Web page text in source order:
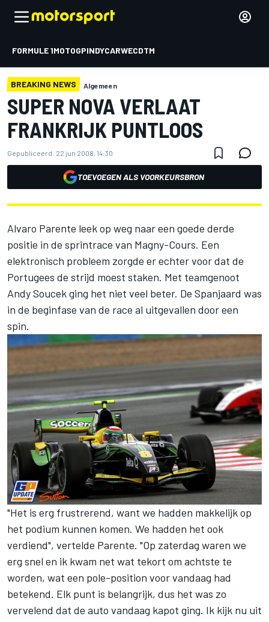
FORMULE 1MOTOGPINDYCARWECDTM
BREAKING NEWS Algemeen
SUPER NOVA VERLAAT
FRANKRIJK PUNTLOOS
Gepubliceerd: 22 jun 2008, 14:30
TOEVOEGEN ALS VOORKEURSBRON
Alvaro Parente leek op weg naar een goede derde
positie in de sprintrace van Magny-Cours. Een
elektronisch probleem zorgde er echter voor dat de
Portugees de strijd moest staken. Met teamgenoot
Andy Soucek ging het niet veel beter. De Spanjaard was
in de beginfase van de race al uitgevallen door een
spin.
"Het is erg frustrerend, want we hadden makkelijk op
het podium kunnen komen. We hadden het ook
verdiend", vertelde Parente. "Op zaterdag waren we
erg snel en ik kwam net wat tekort om achtste te
worden, wat een pole-position voor vandaag had
betekend. Elk punt is belangrijk, dus het was zo
vervelend dat de auto vandaag kapot ging. Ik kijk nu uit